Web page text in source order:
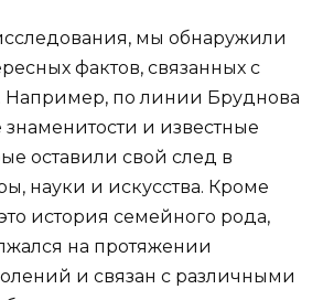
мы обнаружили
фактов, связанных с
Например, по линии Бруднова
и известные
оставили свой след в
науки и искусства. Кроме
история семейного рода,
на протяжении
и связан с различными